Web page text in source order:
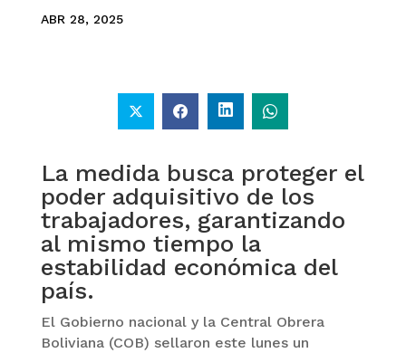
ABR 28, 2025
La medida busca proteger el
poder adquisitivo de los
trabajadores, garantizando
al mismo tiempo la
estabilidad económica del
país.
El Gobierno nacional y la Central Obrera
Boliviana (COB) sellaron este lunes un